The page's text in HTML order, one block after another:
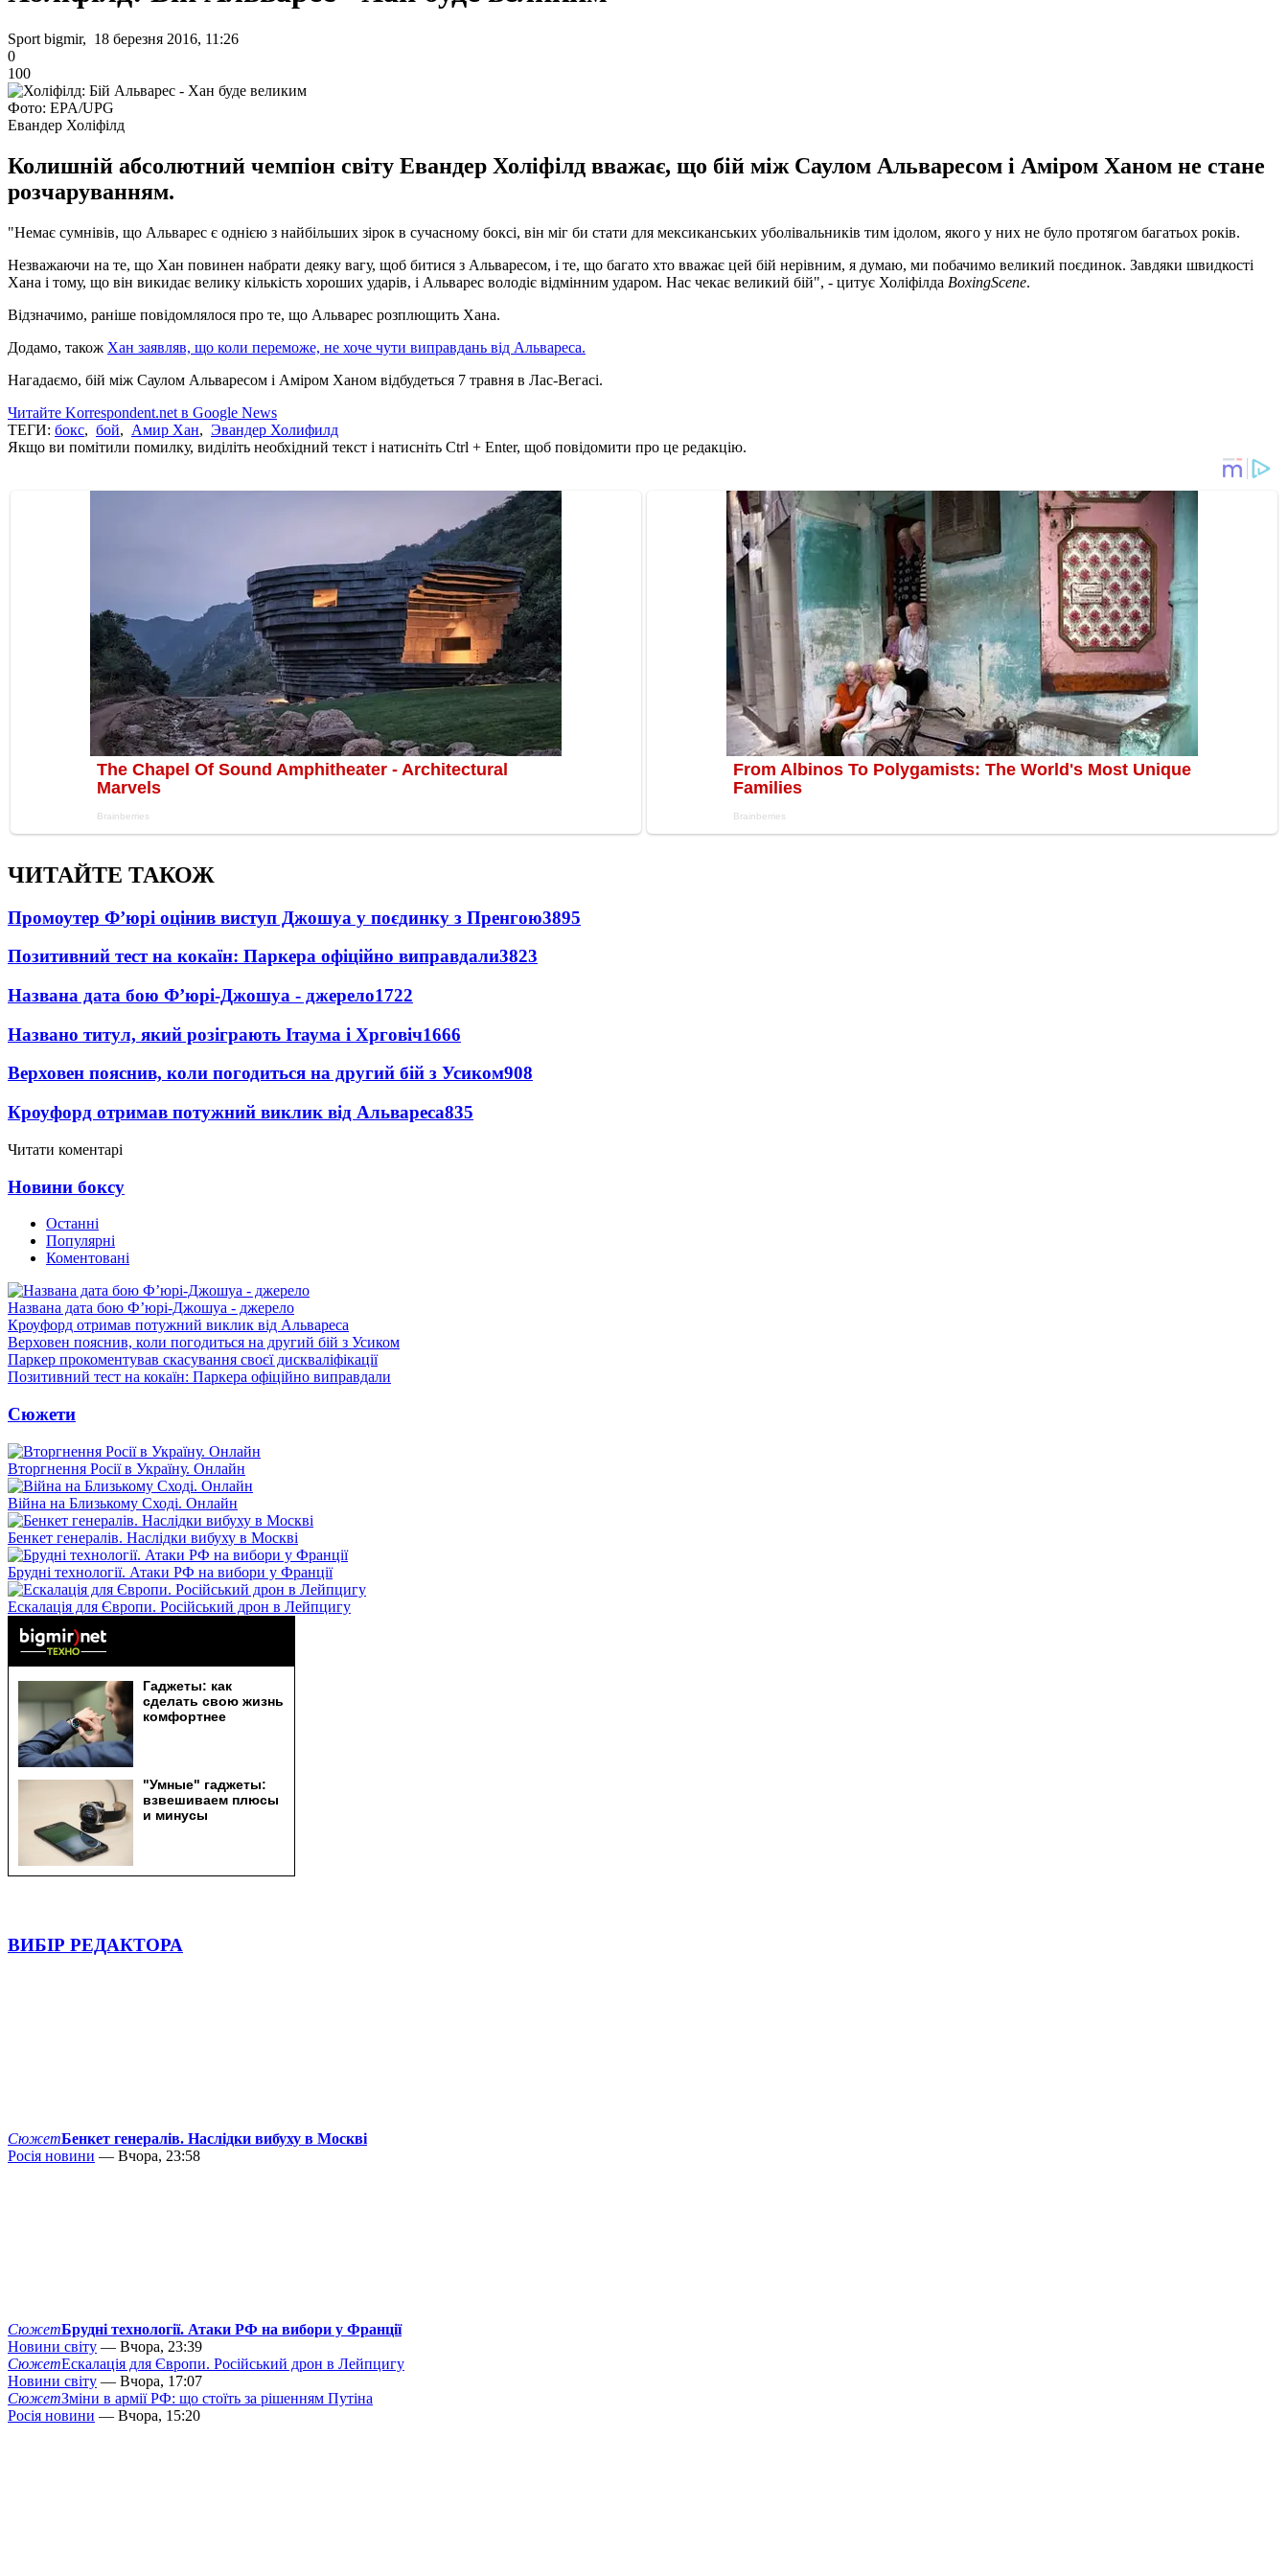
Sport bigmir, 18 березня 2016, 11:26
0
100
Фото: EPA/UPG
Евандер Холіфілд
Колишній абсолютний чемпіон світу Евандер Холіфілд вважає, що бій між Саулом Альваресом і Аміром Ханом не стане
розчаруванням.
"Немає сумнівів, що Альварес є однією з найбільших зірок в сучасному боксі, він міг би стати для мексиканських уболівальників тим ідолом, якого у них не було протягом багатьох років.
Незважаючи на те, що Хан повинен набрати деяку вагу, щоб битися з Альваресом, і те, що багато хто вважає цей бій нерівним, я думаю, ми побачимо великий поєдинок. Завдяки швидкості
Хана і тому, що він викидає велику кількість хороших ударів, і Альварес володіє відмінним ударом. Нас чекає великий бій", - цитує Холіфілда BoxingScene.
Відзначимо, раніше повідомлялося про те, що Альварес розплющить Хана.
Додамо, також Хан заявляв, що коли переможе, не хоче чути виправдань від Альвареса.
Нагадаємо, бій між Саулом Альваресом і Аміром Ханом відбудеться 7 травня в Лас-Вегасі.
Читайте Korrespondent.net в Google News
ТЕГИ: бокс, бой, Амир Хан, Эвандер Холифилд
Якщо ви помітили помилку, виділіть необхідний текст і натисніть Ctrl + Enter, щоб повідомити про це редакцію.
ЧИТАЙТЕ ТАКОЖ
Промоутер Ф’юрі оцінив виступ Джошуа у поєдинку з Пренгою3895
Позитивний тест на кокаїн: Паркера офіційно виправдали3823
Названа дата бою Ф’юрі-Джошуа - джерело1722
Названо титул, який розіграють Ітаума і Хрговіч1666
Верховен пояснив, коли погодиться на другий бій з Усиком908
Кроуфорд отримав потужний виклик від Альвареса835
Читати коментарі
Новини боксу
Останні
Популярні
Коментовані
Названа дата бою Ф’юрі-Джошуа - джерело
Кроуфорд отримав потужний виклик від Альвареса
Верховен пояснив, коли погодиться на другий бій з Усиком
Паркер прокоментував скасування своєї дискваліфікації
Позитивний тест на кокаїн: Паркера офіційно виправдали
Сюжети
Вторгнення Росії в Україну. Онлайн
Війна на Близькому Сході. Онлайн
Бенкет генералів. Наслідки вибуху в Москві
Брудні технології. Атаки РФ на вибори у Франції
Ескалація для Європи. Російський дрон в Лейпцигу
ВИБІР РЕДАКТОРА
СюжетБенкет генералів. Наслідки вибуху в Москві
Росія новини — Вчора, 23:58
СюжетБрудні технології. Атаки РФ на вибори у Франції
Новини світу — Вчора, 23:39
СюжетЕскалація для Європи. Російський дрон в Лейпцигу
Новини світу — Вчора, 17:07
СюжетЗміни в армії РФ: що стоїть за рішенням Путіна
Росія новини — Вчора, 15:20